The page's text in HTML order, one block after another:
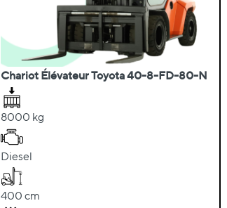
Chariot Élévateur Toyota 40-8-FD-80-N
8000 kg
Diesel
400 cm